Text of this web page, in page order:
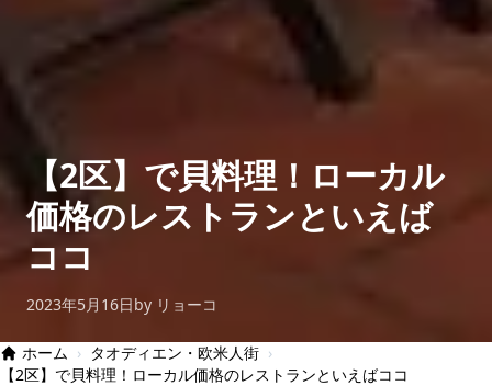
【2区】で貝料理！ローカル
価格のレストランといえば
ココ
2023年5月16日by リョーコ
ホーム › タオディエン・欧米人街 ›
【2区】で貝料理！ローカル価格のレストランといえばココ